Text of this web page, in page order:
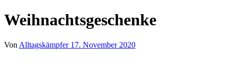
Weihnachtsgeschenke
Von Alltagskämpfer 17. November 2020